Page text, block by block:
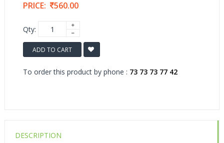
PRICE: 560.00
Qty:
ADD TO CART
To order this product by phone : 73 73 73 77 42
DESCRIPTION